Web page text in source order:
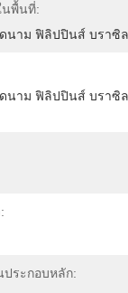
นพื้นที่:
ดนาม ฟิลิปปินส์ บราซิ
ดนาม ฟิลิปปินส์ บราซิ
ประกอบหลัก: